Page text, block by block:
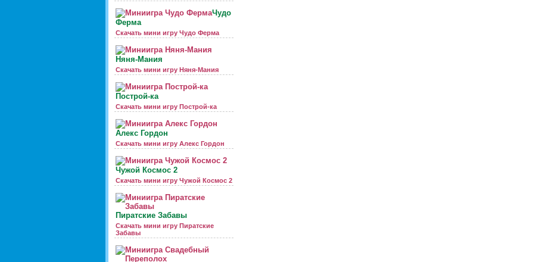
Чудо
Ферма
Скачать мини игру Чудо Ферма
Няня-Мания
Скачать мини игру Няня-Мания
Построй-ка
Скачать мини игру Построй-ка
Алекс Гордон
Скачать мини игру Алекс Гордон
Чужой Космос 2
Скачать мини игру Чужой Космос 2
Пиратские Забавы
Скачать мини игру Пиратские
Забавы